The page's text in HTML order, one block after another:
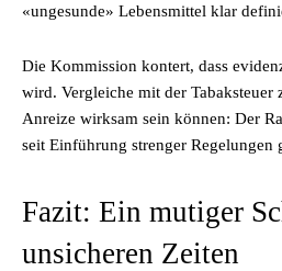
«ungesunde» Lebensmittel klar
Die Kommission kontert, dass
wird. Vergleiche mit der Tabaksteuer
Anreize wirksam sein können: Der
seit Einführung strenger Regelungen
Fazit: Ein mutiger
unsicheren Zeiten